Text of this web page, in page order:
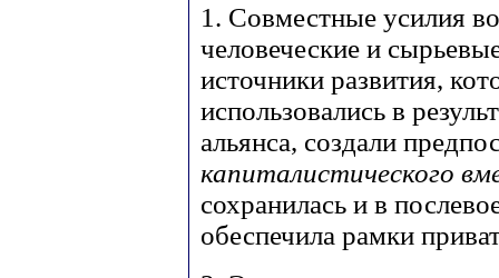
1. Совместные усилия
человеческие и
источники развития,
использовались в
альянса, создали
капиталистического
сохранилась и в
обеспечила рамки